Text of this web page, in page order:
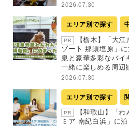
2026.07.30
エリア別で探す
PR
【栃木】「大江
ゾート 那須塩原」
泉と豪華多彩なバイ
一緒に楽しめる周辺
2026.07.30
エリア別で探す
PR
【和歌山】「
ミア 南紀白浜」に